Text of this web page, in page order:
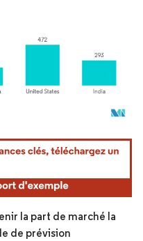
une attribution sous CC BY
la part de marché la
de prévision